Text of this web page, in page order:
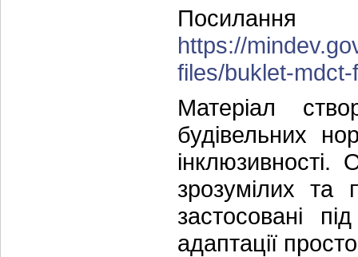
https://
files/buklet-
Матеріал
будівельних
зрозумілих та
застосовані
адаптації